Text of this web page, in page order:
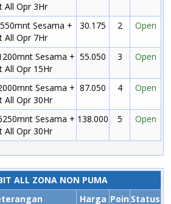
All Opr 3Hr
Sesama +
All Opr 7Hr
30.175 2 Open
Sesama +
All Opr 15Hr
55.050 3 Open
Sesama +
All Opr 30Hr
87.050 4 Open
Sesama +
All Opr 30Hr
138.000 5 Open
ALL ZONA NON PUMA
Harga Poin Status